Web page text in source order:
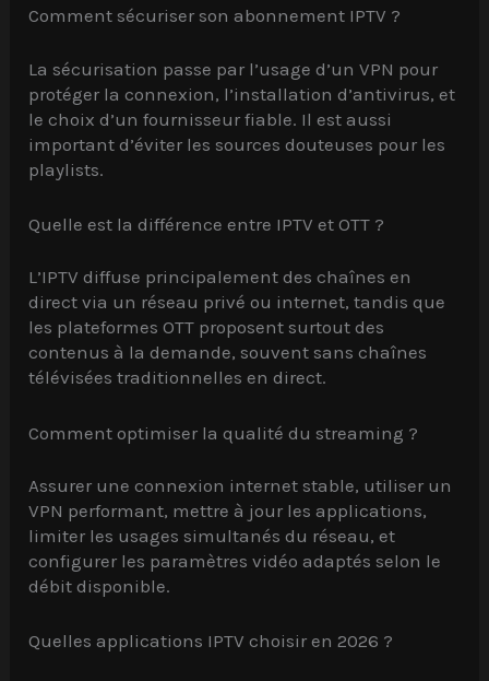
Comment sécuriser son abonnement IPTV ?
La sécurisation passe par l’usage d’un VPN pour
protéger la connexion, l’installation d’antivirus, et
le choix d’un fournisseur fiable. Il est aussi
important d’éviter les sources douteuses pour les
playlists.
Quelle est la différence entre IPTV et OTT ?
L’IPTV diffuse principalement des chaînes en
direct via un réseau privé ou internet, tandis que
les plateformes OTT proposent surtout des
contenus à la demande, souvent sans chaînes
télévisées traditionnelles en direct.
Comment optimiser la qualité du streaming ?
Assurer une connexion internet stable, utiliser un
VPN performant, mettre à jour les applications,
limiter les usages simultanés du réseau, et
configurer les paramètres vidéo adaptés selon le
débit disponible.
Quelles applications IPTV choisir en 2026 ?